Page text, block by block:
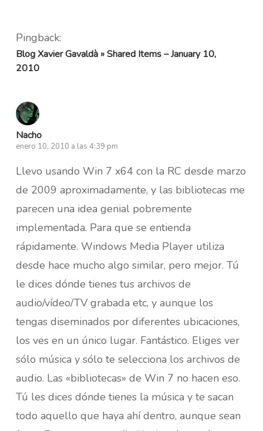
Pingback:
Blog Xavier Gavaldà » Shared Items – January 10,
2010
Nacho
enero 10, 2010 a las 4:39 pm
Llevo usando Win 7 x64 con la RC desde marzo
de 2009 aproximadamente, y las bibliotecas me
parecen una idea genial pobremente
implementada. Para que se entienda
rápidamente. Windows Media Player utiliza
desde hace mucho algo similar, pero mejor. Tú
le dices dónde tienes tus archivos de
audio/vídeo/TV grabada etc, y aunque los
tengas diseminados por diferentes ubicaciones,
los ves en un único lugar. Fantástico. Eliges ver
sólo música y sólo te selecciona los archivos de
audio. Las «bibliotecas» de Win 7 no hacen eso.
Tú les dices dónde tienes la música y te sacan
todo aquello que haya ahí dentro, aunque sean